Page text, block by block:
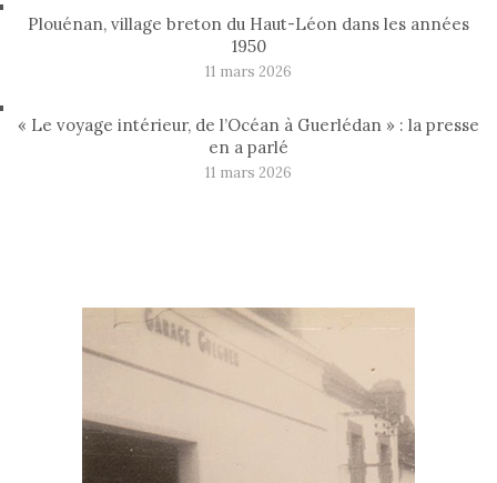
Plouénan, village breton du Haut-Léon dans les années
1950
11 mars 2026
« Le voyage intérieur, de l’Océan à Guerlédan » : la presse
en a parlé
11 mars 2026